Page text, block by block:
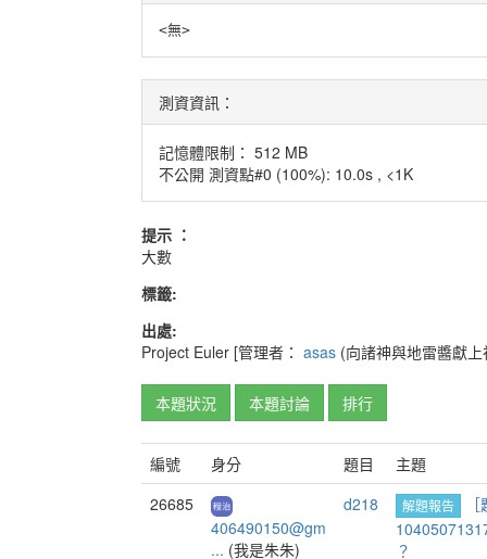
<無>
測資資訊：
記憶體限制： 512 MB
不公開 測資點#0 (100%): 10.0s , <1K
提示 ：
大數
標籤:
出處:
Project Euler [管理者： asas (向諸神與地雷醬獻
本題狀況 本題討論 排行
編號 身分 題目
主題
26685
406490150@gm
... (我是朱朱)
d218 解題報告
？